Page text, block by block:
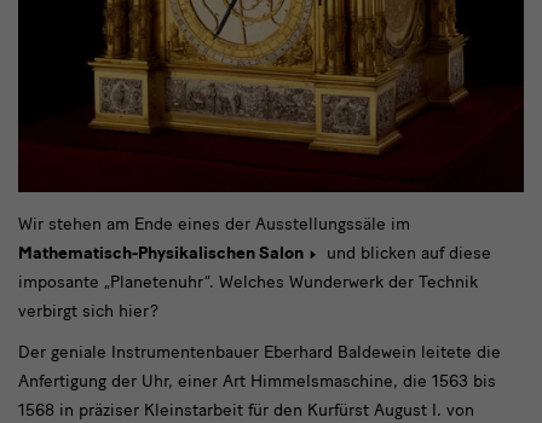
Der
geniale
Instrumentenbauer
Eberhard
Baldewein
Wir stehen am Ende eines der Ausstellungssäle im
Mathematisch-Physikalischen Salon
und blicken auf diese
imposante „Planetenuhr“. Welches Wunderwerk der Technik
verbirgt sich hier?
Der geniale Instrumentenbauer Eberhard Baldewein leitete die
Anfertigung der Uhr, einer Art Himmelsmaschine, die 1563 bis
1568 in präziser Kleinstarbeit für den Kurfürst August I. von